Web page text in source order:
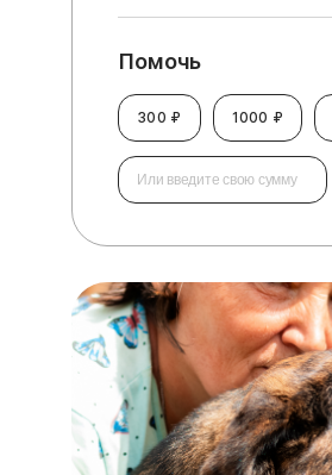
Помочь
300 ₽ 1000 ₽